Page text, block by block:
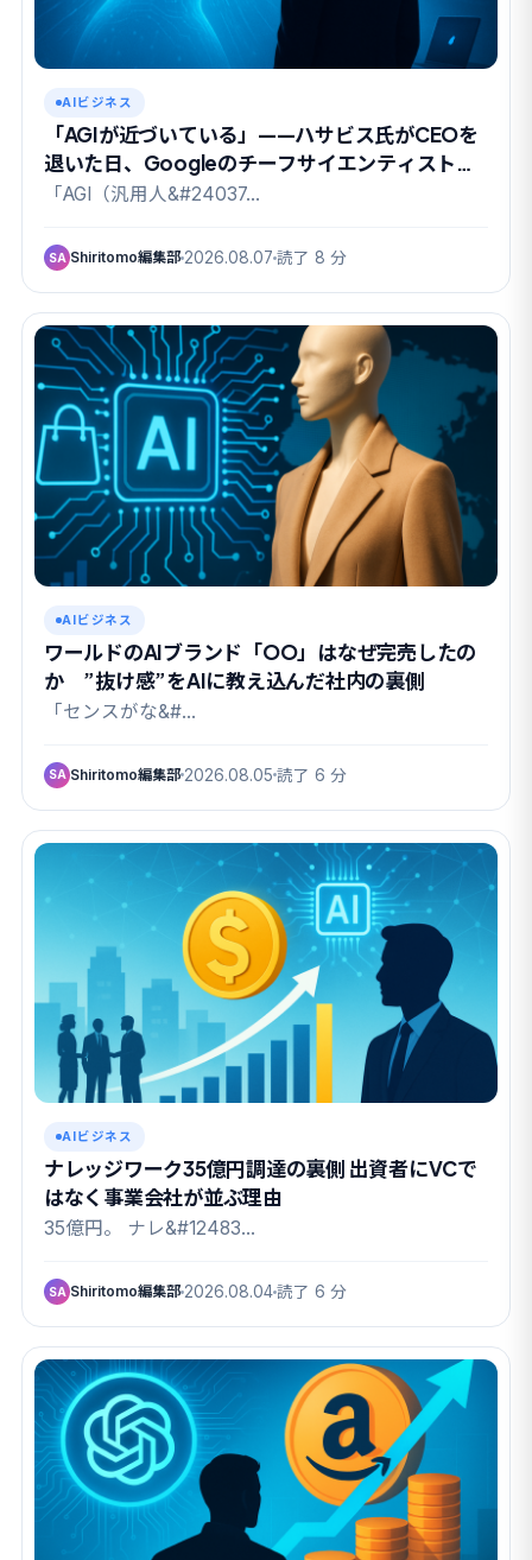
AIビジネス
「AGIが近づいている」——ハサビス氏がCEOを
退いた日、Googleのチーフサイエンティストも
去った
「AGI（汎用人&#24037…
SA Shiritomo編集部 2026.08.07 読了 8 分
AIビジネス
ワールドのAIブランド「OO」はなぜ完売したの
か ”抜け感”をAIに教え込んだ社内の裏側
「センスがな&#…
SA Shiritomo編集部 2026.08.05 読了 6 分
AIビジネス
ナレッジワーク35億円調達の裏側 出資者にVCで
はなく事業会社が並ぶ理由
35億円。 ナレ&#12483…
SA Shiritomo編集部 2026.08.04読了 6 分